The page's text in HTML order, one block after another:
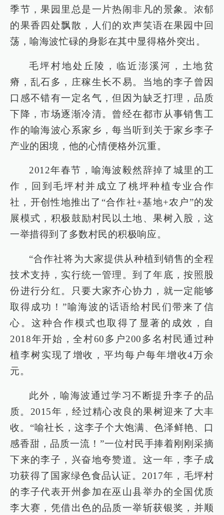
季节，果园里总是一片热闹非凡的景象。浓郁
的果香四处飘散，人们的欢声笑语在果园中回
荡，喻海波忙碌的身影在其中显得格外突出。
毛坪村地处丘陵，临近澎溪河，土地贫
瘠，乱石多，庄稼生长不易。当地的李子曾因
口感不错有一定名气，但因为缺乏打理，品质
下降，市场逐渐冷清。曾经在都市从事销售工
作的喻海波心系家乡，每当听到关于家乡李子
产业的困境，他的心情便格外沉重。
2012年春节，喻海波毅然辞掉了城里的工
作，回到毛坪村并成立了桃坪种植专业合作
社，开创性地推出了“合作社+基地+农户”的发
展模式，积极鼓励村民以土地、果树入股，这
一举措得到了多数村民的积极响应。
“合作社将为大家提供从种植到销售的全程
技术支持，实行统一管理。到了年底，按照股
份进行分红。只要大家齐心协力，就一定能够
取得成功！”喻海波的话语给村民们带来了信
心。这种合作模式也取得了显著的成效，自
2018年开始，全村60多户200多名村民通过种
植李树实现了增收，平均每户每年增收4万余
元。
此外，喻海波通过学习不断提升李子的品
质。2015年，经过精心改良的果树迎来了大丰
收。“喻社长，这李子个大饱满、色泽鲜艳、口
感香甜，品质一流！”一位村民手捧着刚刚采摘
下来的李子，兴奋地夸赞道。这一年，李子成
功获得了国家绿色食品认证。2017年，毛坪村
的李子代表开州参加在巫山县举办的全国优质
李大赛，凭借出色的品质一举斩获银奖，并顺